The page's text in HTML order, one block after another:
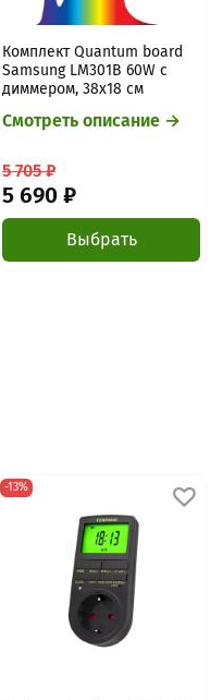
Комплект Quantum board
Samsung LM301B 60W с
диммером, 38х18 см
Смотреть описание →
5 705 ₽
5 690 ₽
Выбрать
-13%